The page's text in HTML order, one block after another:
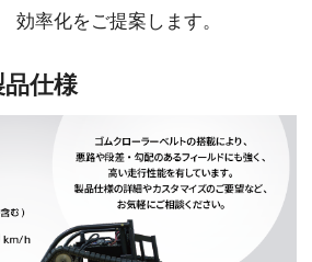
効率化をご提案します。
品仕様